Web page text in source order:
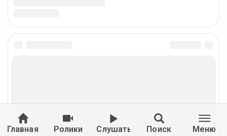
Главная Ролики Слушать Поиск Меню